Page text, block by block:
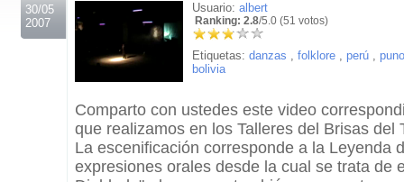
30/05
2007
Usuario: albert
Ranking: 2.8/5.0 (51 votos)
Etiquetas: danzas , folklore , perú , puno
bolivia
Comparto con ustedes este video
que realizamos en los Talleres del Brisas del
La escenificación corresponde a la Leyenda
expresiones orales desde la cual se trata de